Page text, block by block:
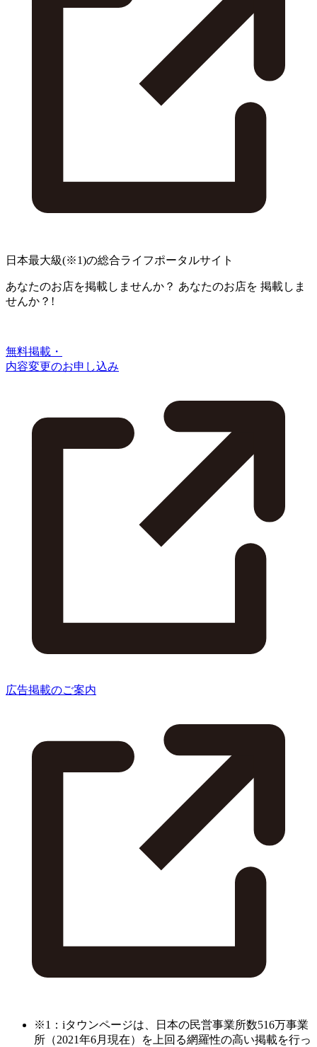
日本最大級(※1)の総合ライフポータルサイト
あなたのお店を掲載しませんか？ あなたのお店を 掲載しま
せんか？!
無料掲載・
内容変更のお申し込み
広告掲載のご案内
※1：iタウンページは、日本の民営事業所数516万事業
所（2021年6月現在）を上回る網羅性の高い掲載を行っ